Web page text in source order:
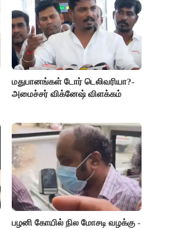
மதுபானங்கள் டோர் டெலிவரியா?-
அமைச்சர் விக்னேஷ் விளக்கம்
பழனி கோயில் நில மோசடி வழக்கு -